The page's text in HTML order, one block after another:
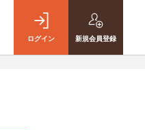
ログイン 新規会員登録